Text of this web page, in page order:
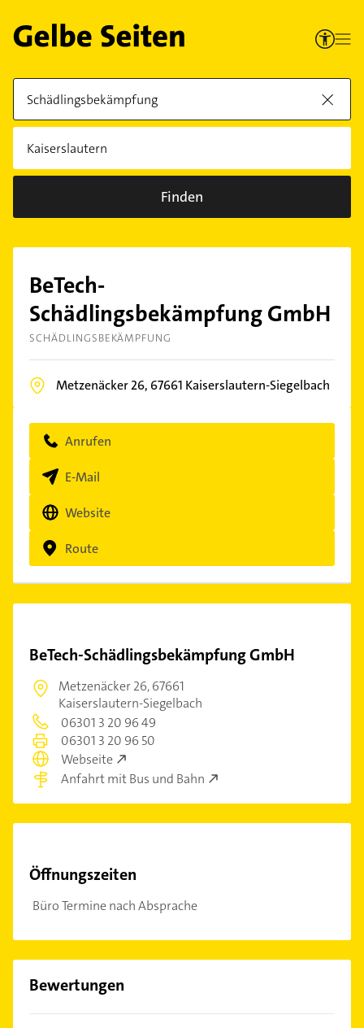
Finden
BeTech-
Schädlingsbekämpfung GmbH
SCHÄDLINGSBEKÄMPFUNG
Metzenäcker 26, 67661 Kaiserslautern-Siegelbach
Anrufen
E-Mail
Website
Route
BeTech-Schädlingsbekämpfung GmbH
Metzenäcker 26,67661
Kaiserslautern-Siegelbach
06301 3 20 96 49
06301 3 20 96 50
Webseite
Anfahrt mit Bus und Bahn
Öffnungszeiten
Büro Termine nach Absprache
Bewertungen